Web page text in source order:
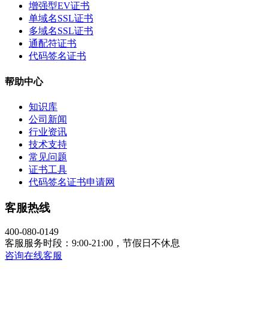
增强型EV证书
单域名SSL证书
多域名SSL证书
通配符证书
代码签名证书
帮助中心
知识库
公司新闻
行业资讯
技术支持
常见问题
证书工具
代码签名证书申请网
客服热线
400-080-0149
客服服务时段：9:00-21:00，节假日不休息
咨询在线客服